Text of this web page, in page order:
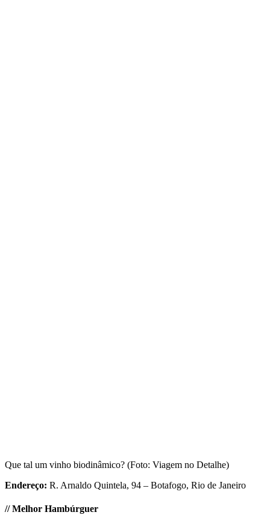
Que tal um vinho biodinâmico? (Foto: Viagem no Detalhe)
Endereço: R. Arnaldo Quintela, 94 – Botafogo, Rio de Janeiro
//Melhor Hambúrguer